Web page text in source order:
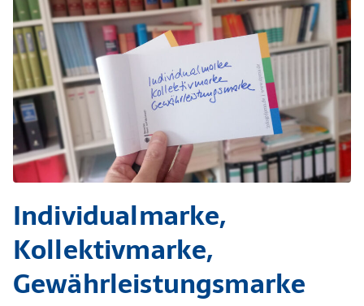
Individualmarke,
Kollektivmarke,
Gewährleistungsmarke